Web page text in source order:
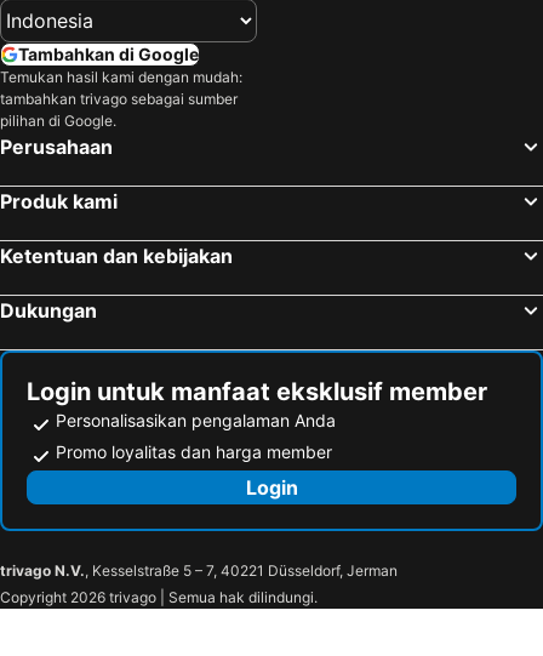
Tambahkan di Google
Temukan hasil kami dengan mudah:
tambahkan trivago sebagai sumber
pilihan di Google.
Perusahaan
Produk kami
Ketentuan dan kebijakan
Dukungan
Login untuk manfaat eksklusif member
Personalisasikan pengalaman Anda
Promo loyalitas dan harga member
Login
trivago N.V., Kesselstraße 5 – 7, 40221 Düsseldorf, Jerman
Copyright 2026 trivago | Semua hak dilindungi.